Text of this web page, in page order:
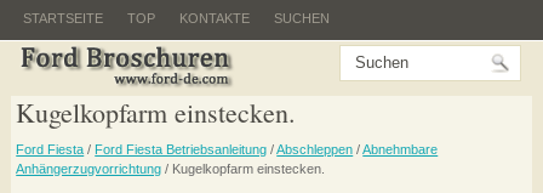
STARTSEITE TOP KONTAKTE SUCHEN
Kugelkopfarm einstecken.
Ford Fiesta / Ford Fiesta Betriebsanleitung /Abschleppen /Abnehmbare
Anhängerzugvorrichtung / Kugelkopfarm einstecken.